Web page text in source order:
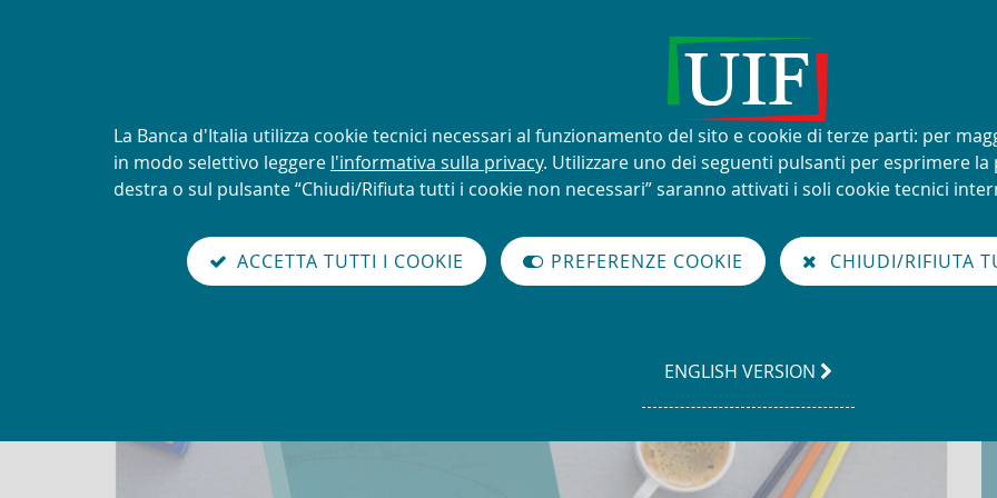
Tentativi di truffa con utilizzo improprio del nome e del
Torna
Unità di Informazione Finanziaria per l'Italia
sei qui: Rassegna normativa 1° semestre 2025
Rassegna normativa 1° semestre 2025
Informativa
sui
cookie:
La Banca d'Italia utilizza cookie tecnici necessari al funzionamento del sito e cookie di terze parti: per
in modo selettivo leggere l'informativa sulla privacy. Utilizzare uno dei seguenti pulsanti per esprimere la
destra o sul pulsante “Chiudi/Rifiuta tutti i cookie non necessari” saranno attivati i soli cookie tecnici
ACCETTA TUTTI I COOKIE PREFERENZE COOKIE CHIUDI/RIFIUTA
GO
ENGLISH VERSION